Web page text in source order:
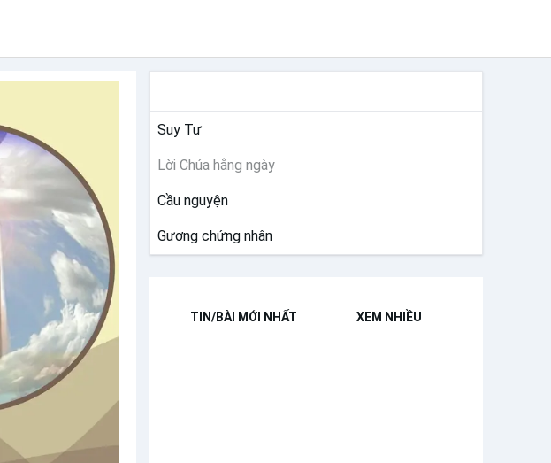
Suy Tư
Lời Chúa hằng ngày
Cầu nguyện
Gương chứng nhân
TIN/BÀI MỚI NHẤT XEM NHIỀU